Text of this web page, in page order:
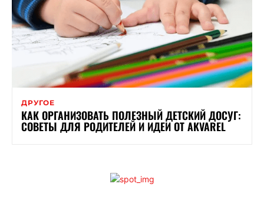
ДРУГОЕ
КАК ОРГАНИЗОВАТЬ ПОЛЕЗНЫЙ ДЕТСКИЙ ДОСУГ:
СОВЕТЫ ДЛЯ РОДИТЕЛЕЙ И ИДЕИ ОТ AKVAREL